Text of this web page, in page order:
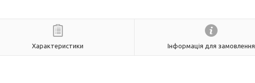
Характеристики Інформація для замовлення